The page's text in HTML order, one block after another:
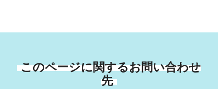
このページに関するお問い合わせ
先